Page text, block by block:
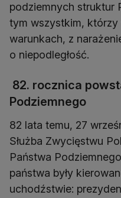
podziemnych struktur
tym wszystkim,
warunkach, z
o niepodległość.
82. rocznica
Podziemnego
82 lata temu, 27
Służba Zwycięstwu
Państwa
państwa były
uchodźstwie: